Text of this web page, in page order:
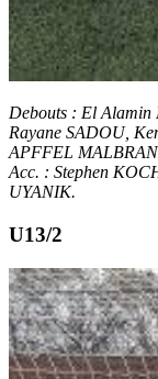
Debouts : El Alamin
Rayane SADOU,
APFFEL
Acc. : Stephen
UYANIK.
U13/2